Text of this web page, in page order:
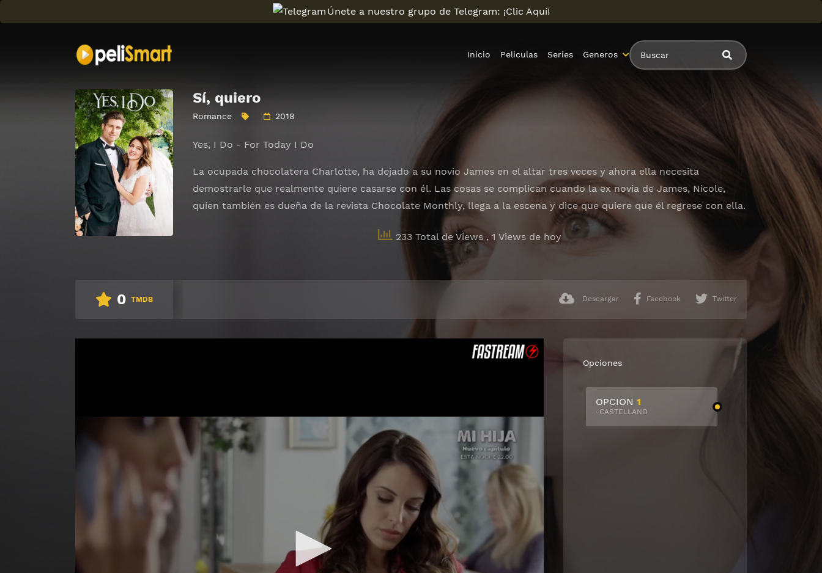
Únete a nuestro grupo de Telegram: ¡Clic Aquí!
Inicio Peliculas Series Generos
Sí, quiero
Romance 2018
Yes, I Do - For Today I Do
La ocupada chocolatera Charlotte, ha dejado a su novio James en el altar tres veces y ahora ella necesita
demostrarle que realmente quiere casarse con él. Las cosas se complican cuando la ex novia de James, Nicole,
quien también es dueña de la revista Chocolate Monthly, llega a la escena y dice que quiere que él regrese con ella.
233 Total de Views , 1 Views de hoy
0 TMDB Descargar Facebook Twitter
Opciones
OPCION 1
-CASTELLANO